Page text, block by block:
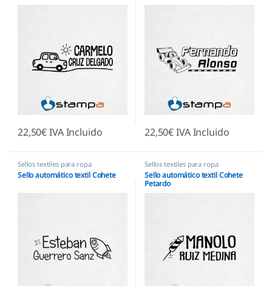
22,50€IVA Incluido 22,50€IVA Incluido
Sellos textiles para ropa
Sello automático textil Cohete
Sellos textiles para ropa
Sello automático textil Cohete
Petardo